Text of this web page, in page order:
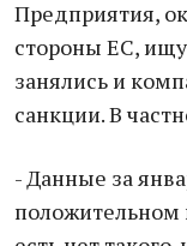
Предприятия,
стороны ЕС,
занялись и
санкции. В
- Данные за
положительном